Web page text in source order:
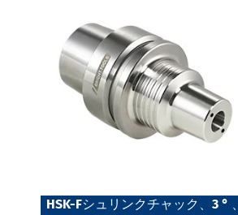
HSK-Fシュリンクチャック、3 ° 、